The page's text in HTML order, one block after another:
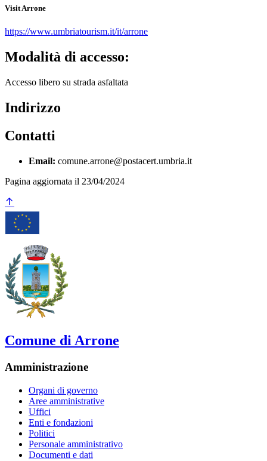
Visit Arrone
https://www.umbriatourism.it/it/arrone
Modalità di accesso:
Accesso libero su strada asfaltata
Indirizzo
Contatti
Email: comune.arrone@postacert.umbria.it
Pagina aggiornata il 23/04/2024
Comune di Arrone
Amministrazione
Organi di governo
Aree amministrative
Uffici
Enti e fondazioni
Politici
Personale amministrativo
Documenti e dati